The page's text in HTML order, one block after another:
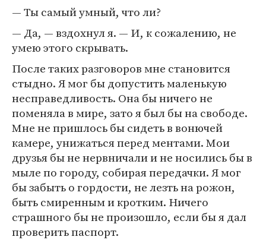
— Ты самый умный, что ли?
— Да, — вздохнул я. — И, к сожалению, не
умею этого скрывать.
После таких разговоров мне становится
стыдно. Я мог бы допустить маленькую
несправедливость. Она бы ничего не
поменяла в мире, зато я был бы на свободе.
Мне не пришлось бы сидеть в вонючей
камере, унижаться перед ментами. Мои
друзья бы не нервничали и не носились бы в
мыле по городу, собирая передачки. Я мог
бы забыть о гордости, не лезть на рожон,
быть смиренным и кротким. Ничего
страшного бы не произошло, если бы я дал
проверить паспорт.